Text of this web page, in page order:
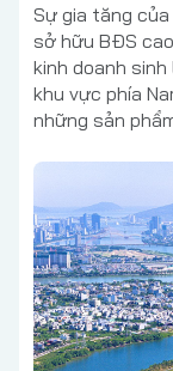
Sự gia tăng
sở hữu BĐS
kinh doanh
khu vực phía
những sản